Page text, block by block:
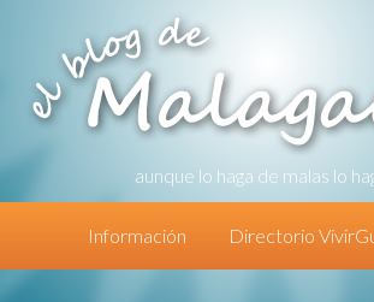
aunque lo haga de malas lo
Información Directorio